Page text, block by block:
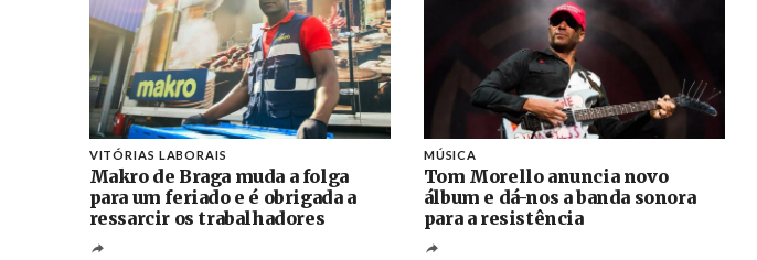
VITÓRIAS LABORAIS
Makro de Braga muda a folga
para um feriado e é obrigada a
ressarcir os trabalhadores
MÚSICA
Tom Morello anuncia novo
álbum e dá-nos a banda sonora
para a resistência